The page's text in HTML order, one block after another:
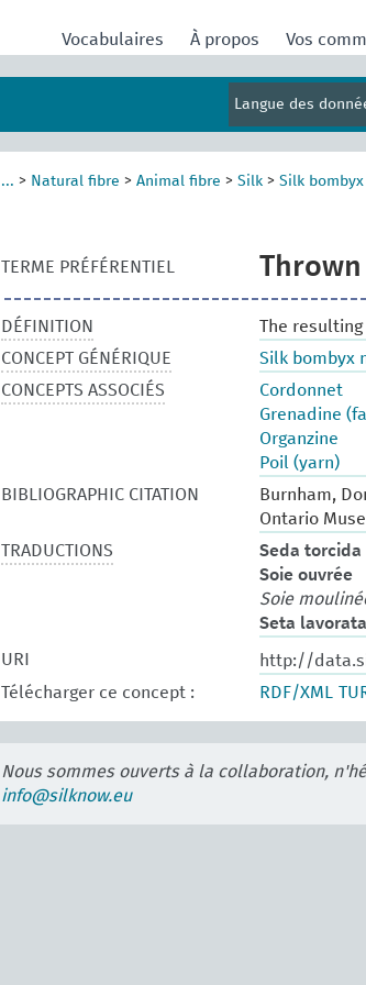
Vocabulaires À propos Vos
Langue des
... > Natural fibre > Animal fibre > Silk > Silk
TERME PRÉFÉRENTIEL
DÉFINITION
The
CONCEPT GÉNÉRIQUE
Silk bombyx
CONCEPTS ASSOCIÉS
Cordonnet
Grenadine
Organzine
Poil (yarn)
BIBLIOGRAPHIC CITATION
Burnham,
Ontario
TRADUCTIONS
Seda torcida
Soie ouvrée
Soie
Seta lavorata
URI
http://
Télécharger ce concept :
RDF/XML
Nous sommes ouverts à la collaboration,
info@silknow.eu